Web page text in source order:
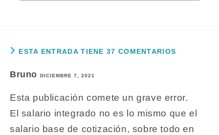
ESTA ENTRADA TIENE 37 COMENTARIOS
Bruno DICIEMBRE 7, 2021
Esta publicación comete un grave error.
El salario integrado no es lo mismo que el
salario base de cotización, sobre todo en